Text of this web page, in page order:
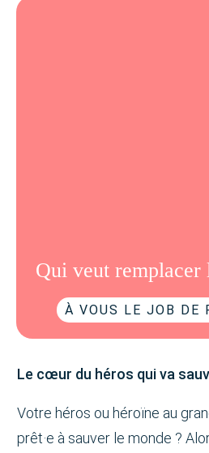
Qui veut remplacer
À VOUS LE JOB DE
Le cœur du héros qui va
Votre héros ou héroïne au
prêt·e à sauver le monde ?